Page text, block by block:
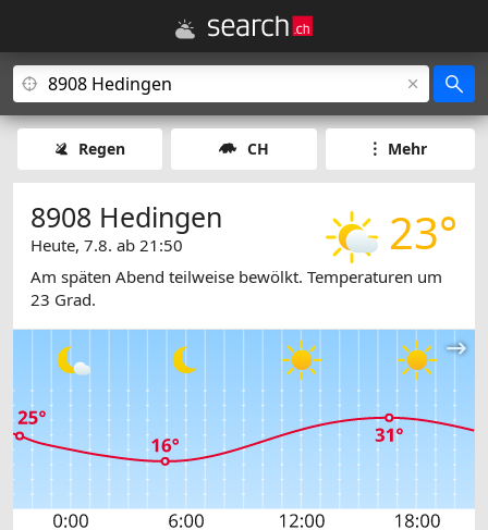
Regen CH Mehr
23°
8908 Hedingen
Heute, 7.8. ab 21:50
Am späten Abend teilweise bewölkt. Temperaturen um
23 Grad.